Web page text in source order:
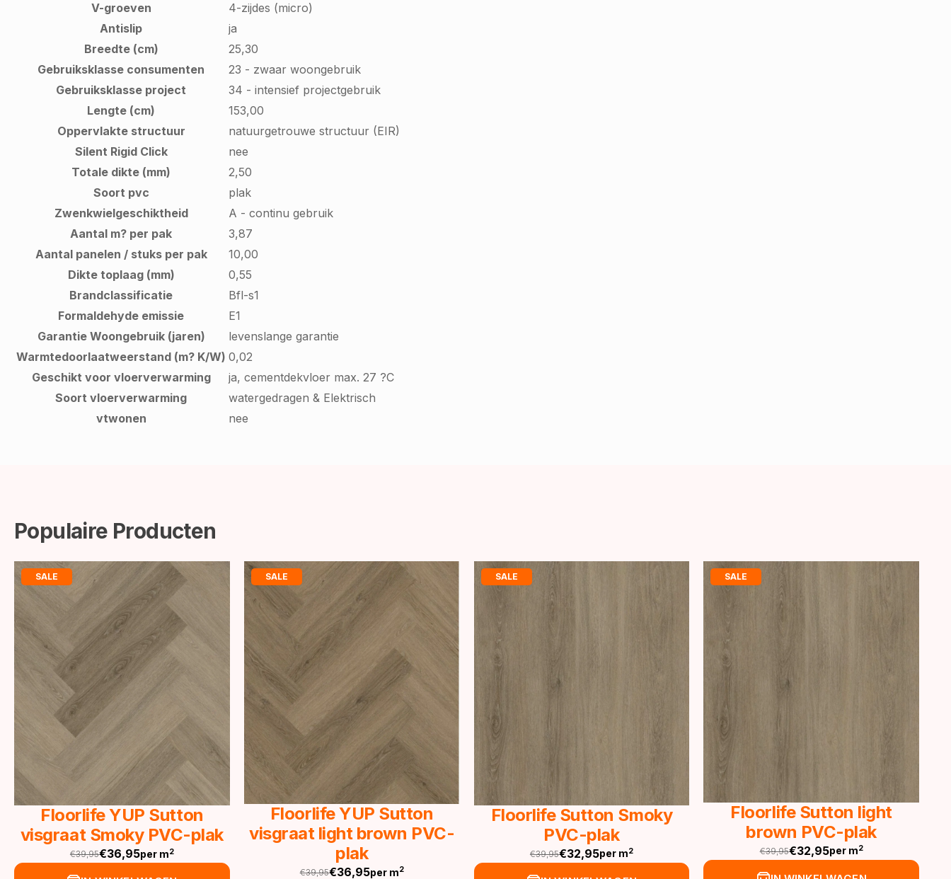
V-groeven
4-zijdes (micro)
Antislip
ja
Breedte (cm)
25,30
Gebruiksklasse consumenten
23 - zwaar woongebruik
Gebruiksklasse project
34 - intensief projectgebruik
Lengte (cm)
153,00
Oppervlakte structuur
natuurgetrouwe structuur (EIR)
Silent Rigid Click
nee
Totale dikte (mm)
2,50
Soort pvc
plak
Zwenkwielgeschiktheid
A - continu gebruik
Aantal m? per pak
3,87
Aantal panelen / stuks per pak
10,00
Dikte toplaag (mm)
0,55
Brandclassificatie
Bfl-s1
Formaldehyde emissie
E1
Garantie Woongebruik (jaren)
levenslange garantie
Warmtedoorlaatweerstand (m? K/W) 0,02
Geschikt voor vloerverwarming
ja, cementdekvloer max. 27 ?C
Soort vloerverwarming
watergedragen & Elektrisch
vtwonen
nee
Populaire Producten
SALE
Floorlife YUP Sutton
visgraat Smoky PVC-plak
€39,95
Oorspronkelijke
€36,95
Huidige
per m2
SALE
Floorlife YUP Sutton
visgraat light brown PVC-
plak
€39,95€36,95per m2
SALE
Floorlife Sutton Smoky
PVC-plak
€39,95
Oorspronkelijke
€32,95
Huidige
per m2
SALE
Floorlife Sutton light
brown PVC-plak
€39,95
Oorspronkelijke
prijs
€32,95
Huidige
prijs
per m2